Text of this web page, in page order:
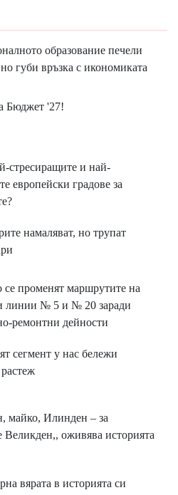
образование печели
губи връзка с икономиката
Бюджет '27!
стресиращите и най-
европейски градове за
намаляват, но трупат
променят маршрутите на
линии № 5 и № 20 заради
ремонтни дейности
сегмент у нас бележи
майко, Илинден – за
Великден,, оживява историята
вярата в историята си